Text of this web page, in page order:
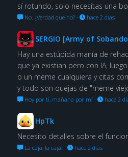
sí rotundo, solo necesitas una
No. ¿Verdad que no?· hace 2 días
SERGIO [Army of
Hay una estúpida manía de
que ya existian pero con IA,
o un meme cualquiera y citas
y todo son quejas de "meme
Hoy por ti, mañana por mí· hace 2
HpTk
Necesito detalles sobre el
La caja, la caja! · hace 2 días